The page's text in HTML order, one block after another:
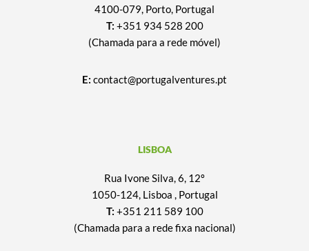
4100-079, Porto, Portugal
T: +351 934 528 200
(Chamada para a rede móvel)
E: contact@portugalventures.pt
LISBOA
Rua Ivone Silva, 6, 12º
1050-124, Lisboa , Portugal
T: +351 211 589 100
(Chamada para a rede fixa nacional)